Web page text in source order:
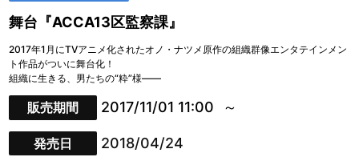
舞台『ACCA13区監察課』
2017年1月にTVアニメ化されたオノ・ナツメ原作の組織群像エンタテインメン
ト作品がついに舞台化！
組織に生きる、男たちの“粋”様――
販売期間 2017/11/01 11:00
発売日 2018/04/24